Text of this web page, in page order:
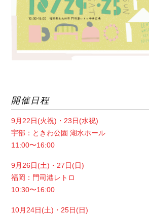
開催日程
9月22日(火祝)・23日(水祝)
宇部：ときわ公園 湖水ホール
11:00〜16:00
9月26日(土)・27日(日)
福岡：門司港レトロ
10:30〜16:00
10月24日(土)・25日(日)